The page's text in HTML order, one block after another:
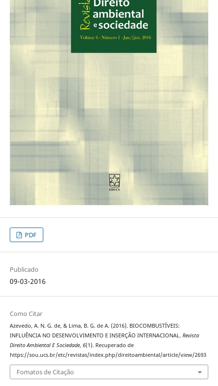
PDF
Publicado
09-03-2016
Como Citar
Azevedo, A. N. G. de, & Lima, B. G. de A. (2016). BIOCOMBUSTÍVEIS:
INFLUÊNCIA NO DESENVOLVIMENTO E INSERÇÃO INTERNACIONAL. Revista
Direito Ambiental E Sociedade, 6(1). Recuperado de
https://sou.ucs.br/etc/revistas/index.php/direitoambiental/article/view/2693
Fomatos de Citação